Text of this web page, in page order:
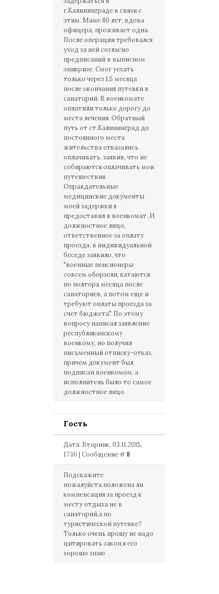
г.Калининграде в связи с
этим. Маме 80 лет, вдова
офицера, проживает одна.
После операции требовался
уход за ней согласно
предписаний в выписном
эпикризе. Смог уехать
только через 1,5 месяца
после окончания путевки в
санаторий. В военкомате
оплатили только дорогу до
места лечения. Обратный
путь от ст.Калининград до
постоянного места
жительства отказались
оплачивать, заявив, что не
собираются оплачивать мои
путешествия.
Оправдательные
медицинские документы
моей задержки я
предоставил в военкомат. И
должностное лицо,
ответственное за оплату
проезда, в индивидуальной
беседе заявило, что
"военные пенсионеры
совсем оборзели, катаются
по полтора месяца после
санаториев, а потом еще и
требуют оплаты проезда за
счет бюджета". По этому
вопросу написал заявление
республиканскому
военкому, но получил
письменный отписку-отказ,
причем документ был
подписан военкомом, а
исполнитель было то самое
должностное лицо.
Гость
Дата: Вторник, 03.11.2015,
17:16 | Сообщение #8
Подскажите
пожалуйста.положена ли
компенсация за проезд к
месту отдыха не в
санаторий,а по
туристической путевке?
Только очень прошу не надо
цитировать закон,я его
хорошо знаю